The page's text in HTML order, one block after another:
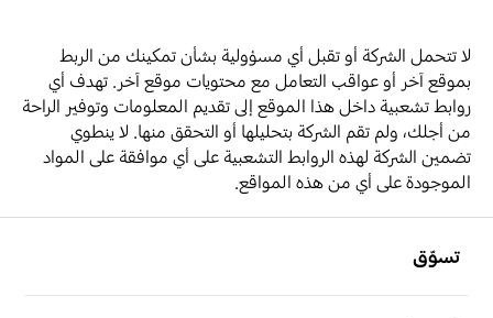
لا تتحمل الشركة أو تقبل أي مسؤولية بشأن تمكينك من الربط
بموقع آخر أو عواقب التعامل مع محتويات موقع آخر. تهدف أي
روابط تشعبية داخل هذا الموقع إلى تقديم المعلومات وتوفير الراحة
من أجلك، ولم تقم الشركة بتحليلها أو التحقق منها. لا ينطوي
تضمين الشركة لهذه الروابط التشعبية على أي موافقة على المواد
الموجودة على أي من هذه المواقع.
تسوّق